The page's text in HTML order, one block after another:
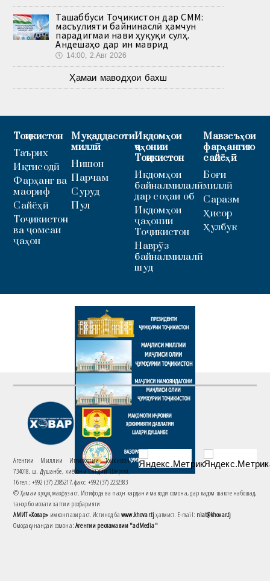
Ташаббуси Тоҷикистон дар СММ:
масъулияти байнинаслӣ ҳамчун
парадигмаи нави ҳуқуқи сулҳ.
Андешаҳо дар ин маврид
🕔 14:00, 2.Авг 2026
Ҳамаи маводҳои бахш
Тоҷикистон
Таърих
Иқтисодӣ
Фарҳанг ва
маориф
Сайёҳӣ
Тоҷикистон
ва ҷомеаи
ҷаҳон
Муқаддасоти
миллӣ
Нишон
Парчам
Суруд
Пул
Иқдомҳои
ҷаҳонии
Тоҷикистон
Иқдомҳои
байналмилалӣ
дар соҳаи об
Иқдомҳои
ҷаҳонии
Тоҷикистон
Наврӯз
байналмилалӣ
шуд
Мавзеъҳои
фарҳангию
сайёҳӣ
Боғи
миллӣ
Саразм
Ҳисор
Ҳулбук
Агентии Миллии Иттилоотии Тоҷикистон
734018. ш. Душанбе, хиёбони Саъдии Шерозӣ,
16 тел.: +992 (37) 2385217, факс: +992 (37) 2232383
© Ҳамаи ҳуқуқ маҳфуз аст. Истифода ва паҳн кардани маводи сомона, дар кадом шакле набошад,
танҳо бо иҷозати хаттии роҳбарияти
АМИТ «Ховар» имконпазир аст. Истинод баwww.khovar.tjҳатмист. E-mail: niat@khovar.tj
Омодакунандаи сомона:Агентии рекламавии "adMedia"